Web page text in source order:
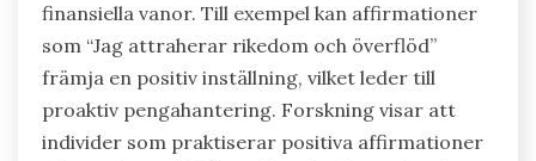
finansiella vanor. Till exempel kan affirmationer
som “Jag attraherar rikedom och överflöd”
främja en positiv inställning, vilket leder till
proaktiv pengahantering. Forskning visar att
individer som praktiserar positiva affirmationer